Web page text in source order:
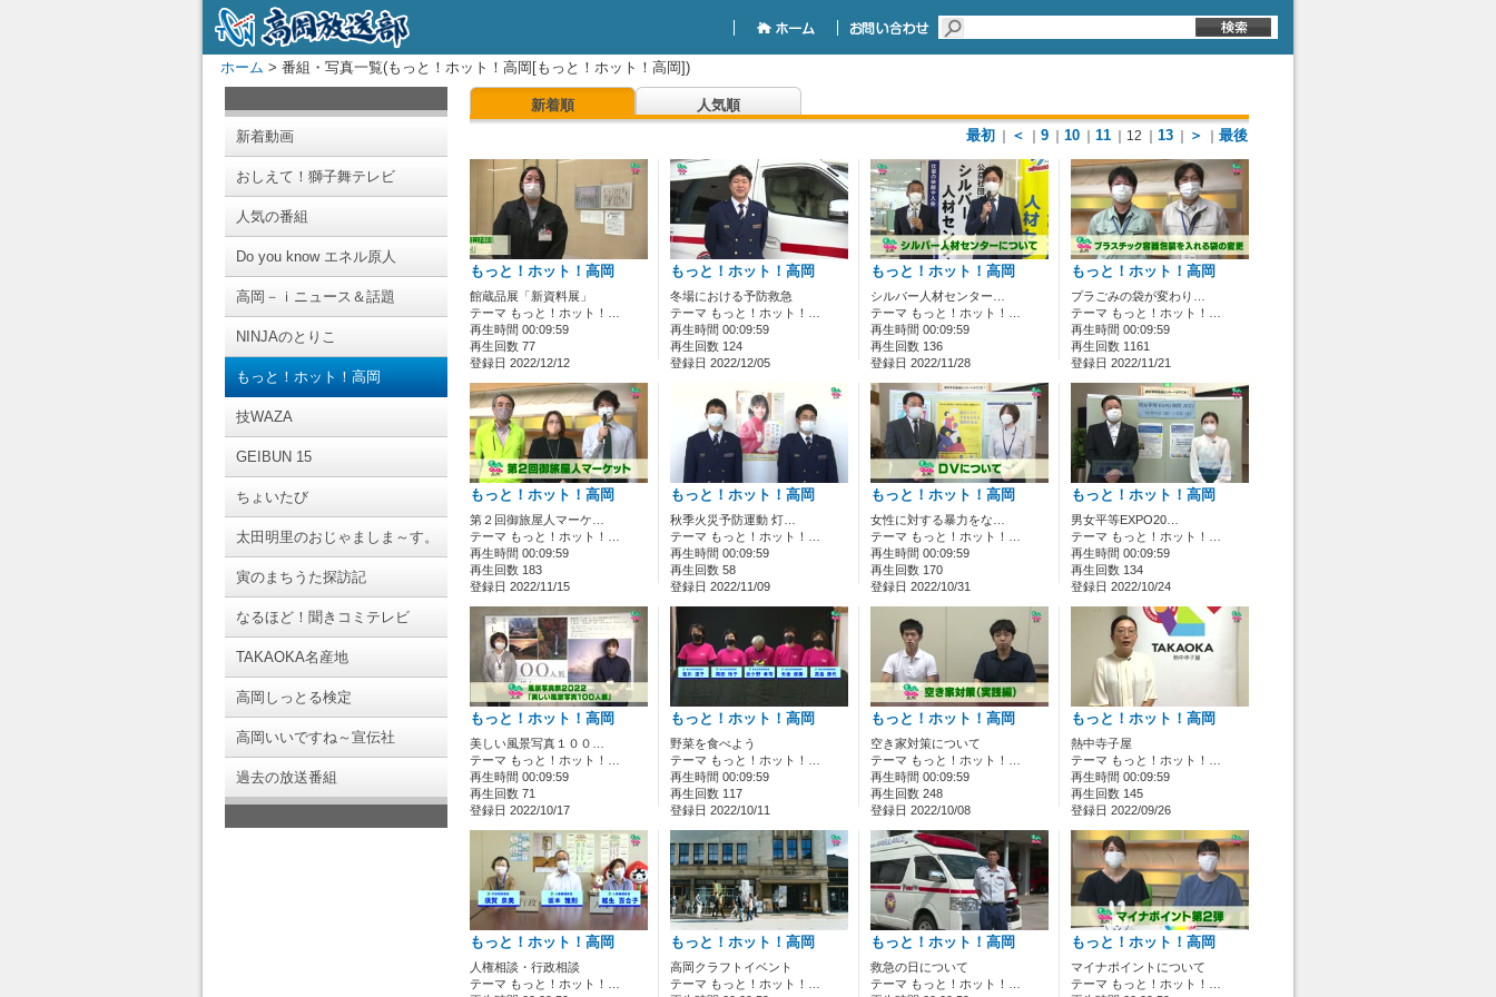
ホーム > 番組・写真一覧(もっと！ホット！高岡[もっと！ホット！高岡])
新着動画
おしえて！獅子舞テレビ
人気の番組
Do you know エネル原人
高岡－ｉニュース＆話題
NINJAのとりこ
もっと！ホット！高岡
技WAZA
GEIBUN 15
ちょいたび
太田明里のおじゃましま～す。
寅のまちうた探訪記
なるほど！聞きコミテレビ
TAKAOKA名産地
高岡しっとる検定
高岡いいですね～宣伝社
過去の放送番組
新着順
人気順
最初
＜ 9 10 11 ｜12 13 ＞ 最後
もっと！ホット！高岡
館蔵品展「新資料展」
テーマ もっと！ホット！…
再生時間 00:09:59
再生回数 77
登録日 2022/12/12
もっと！ホット！高岡
冬場における予防救急
テーマ もっと！ホット！…
再生時間 00:09:59
再生回数 124
登録日 2022/12/05
もっと！ホット！高岡
シルバー人材センター…
テーマ もっと！ホット！…
再生時間 00:09:59
再生回数 136
登録日 2022/11/28
もっと！ホット！高岡
プラごみの袋が変わり…
テーマ もっと！ホット！…
再生時間 00:09:59
再生回数 1161
登録日 2022/11/21
もっと！ホット！高岡
第２回御旅屋人マーケ…
テーマ もっと！ホット！…
再生時間 00:09:59
再生回数 183
登録日 2022/11/15
もっと！ホット！高岡
秋季火災予防運動 灯…
テーマ もっと！ホット！…
再生時間 00:09:59
再生回数 58
登録日 2022/11/09
もっと！ホット！高岡
女性に対する暴力をな…
テーマ もっと！ホット！…
再生時間 00:09:59
再生回数 170
登録日 2022/10/31
もっと！ホット！高岡
男女平等EXPO20…
テーマ もっと！ホット！…
再生時間 00:09:59
再生回数 134
登録日 2022/10/24
もっと！ホット！高岡
美しい風景写真１００…
テーマ もっと！ホット！…
再生時間 00:09:59
再生回数 71
登録日 2022/10/17
もっと！ホット！高岡
野菜を食べよう
テーマ もっと！ホット！…
再生時間 00:09:59
再生回数 117
登録日 2022/10/11
もっと！ホット！高岡
空き家対策について
テーマ もっと！ホット！…
再生時間 00:09:59
再生回数 248
登録日 2022/10/08
もっと！ホット！高岡
熱中寺子屋
テーマ もっと！ホット！…
再生時間 00:09:59
再生回数 145
登録日 2022/09/26
もっと！ホット！高岡
人権相談・行政相談
テーマ もっと！ホット！…
もっと！ホット！高岡
高岡クラフトイベント
テーマ もっと！ホット！…
もっと！ホット！高岡
救急の日について
テーマ もっと！ホット！…
もっと！ホット！高岡
マイナポイントについて
テーマ もっと！ホット！…